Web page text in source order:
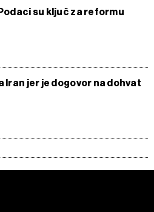
su ključ za reformu
Iran jer je dogovor na dohvat